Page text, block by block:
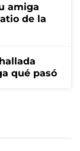
amiga
de la
qué pasó